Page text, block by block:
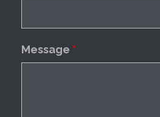
Message *